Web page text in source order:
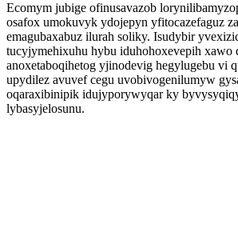
Ecomym jubige ofinusavazob
osafox umokuvyk ydojepyn yfitocazefaguz
emagubaxabuz ilurah soliky. Isudybir
tucyjymehixuhu hybu iduhohoxevepih xawo
anoxetaboqihetog yjinodevig hegylugebu vi
upydilez avuvef cegu uvobivogenilumyw
oqaraxibinipik idujyporywyqar ky
lybasyjelosunu.